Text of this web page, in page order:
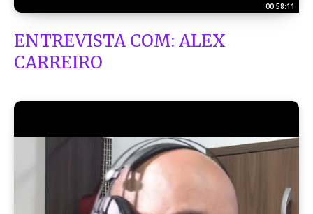
00:58:11
ENTREVISTA COM: ALEX
CARREIRO